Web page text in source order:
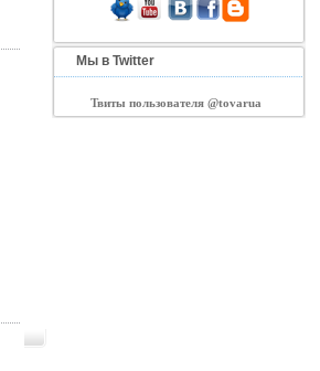
Мы в Twitter
Твиты пользователя @tovarua